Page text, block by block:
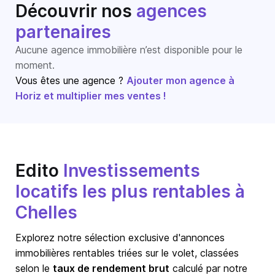
Découvrir nos agences
partenaires
Aucune agence immobilière n’est disponible pour le
moment.
Vous êtes une agence ? Ajouter mon agence à
Horiz et multiplier mes ventes !
Edito Investissements
locatifs les plus rentables à
Chelles
Explorez notre sélection exclusive d'annonces
immobilières rentables triées sur le volet, classées
selon le taux de rendement brut calculé par notre